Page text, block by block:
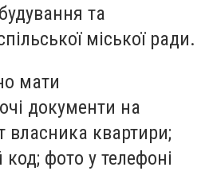
та
міської ради.
мати
і документи на
власника квартири;
код; фото у телефоні